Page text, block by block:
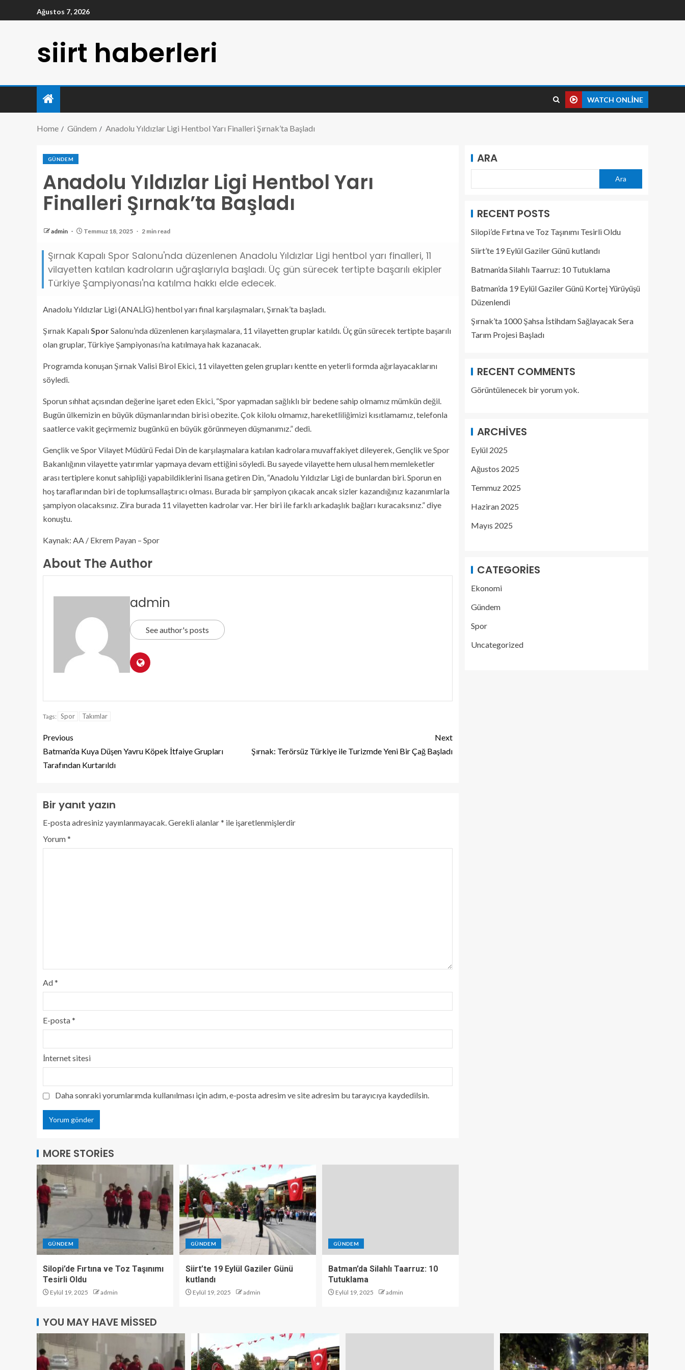
Ağustos 7, 2026
siirt haberleri
WATCH ONLINE
Home Gündem Anadolu Yıldızlar Ligi Hentbol Yarı Finalleri Şırnak’ta Başladı
GÜNDEM
Anadolu Yıldızlar Ligi Hentbol Yarı
Finalleri Şırnak’ta Başladı
admin Temmuz 18, 2025 2 min read
Şırnak Kapalı Spor Salonu'nda düzenlenen Anadolu Yıldızlar Ligi hentbol yarı finalleri, 11
vilayetten katılan kadroların uğraşlarıyla başladı. Üç gün sürecek tertipte başarılı ekipler
Türkiye Şampiyonası'na katılma hakkı elde edecek.
Anadolu Yıldızlar Ligi (ANALİG) hentbol yarı final karşılaşmaları, Şırnak’ta başladı.
Şırnak KapalıSporSalonu’nda düzenlenen karşılaşmalara, 11 vilayetten gruplar katıldı. Üç gün sürecek tertipte başarılı
olan gruplar, Türkiye Şampiyonası’na katılmaya hak kazanacak.
Programda konuşan Şırnak Valisi Birol Ekici, 11 vilayetten gelen grupları kentte en yeterli formda ağırlayacaklarını
söyledi.
Sporun sıhhat açısından değerine işaret eden Ekici, “Spor yapmadan sağlıklı bir bedene sahip olmamız mümkün değil.
Bugün ülkemizin en büyük düşmanlarından birisi obezite. Çok kilolu olmamız, hareketliliğimizi kısıtlamamız, telefonla
saatlerce vakit geçirmemiz bugünkü en büyük görünmeyen düşmanımız.” dedi.
Gençlik ve Spor Vilayet Müdürü Fedai Din de karşılaşmalara katılan kadrolara muvaffakiyet dileyerek, Gençlik ve Spor
Bakanlığının vilayette yatırımlar yapmaya devam ettiğini söyledi. Bu sayede vilayette hem ulusal hem memleketler
arası tertiplere konut sahipliği yapabildiklerini lisana getiren Din, “Anadolu Yıldızlar Ligi de bunlardan biri. Sporun en
hoş taraflarından biri de toplumsallaştırıcı olması. Burada bir şampiyon çıkacak ancak sizler kazandığınız kazanımlarla
şampiyon olacaksınız. Zira burada 11 vilayetten kadrolar var. Her biri ile farklı arkadaşlık bağları kuracaksınız.” diye
konuştu.
Kaynak: AA / Ekrem Payan – Spor
About The Author
admin
See author's posts
Tags: Spor Takımlar
Previous
Batman’da Kuya Düşen Yavru Köpek İtfaiye Grupları
Tarafından Kurtarıldı
Next
Şırnak: Terörsüz Türkiye ile Turizmde Yeni Bir Çağ Başladı
Bir yanıt yazın
E-posta adresiniz yayınlanmayacak.Gerekli alanlar* ile işaretlenmişlerdir
Yorum*
Ad*
E-posta*
İnternet sitesi
Daha sonraki yorumlarımda kullanılması için adım, e-posta adresim ve site adresim bu tarayıcıya kaydedilsin.
MORE STORIES
GÜNDEM
Silopi’de Fırtına ve Toz Taşınımı
Tesirli Oldu
Eylül 19, 2025 admin
GÜNDEM
Siirt’te 19 Eylül Gaziler Günü
kutlandı
Eylül 19, 2025 admin
GÜNDEM
Batman’da Silahlı Taarruz: 10
Tutuklama
Eylül 19, 2025 admin
ARA
Ara
RECENT POSTS
Silopi’de Fırtına ve Toz Taşınımı Tesirli Oldu
Siirt’te 19 Eylül Gaziler Günü kutlandı
Batman’da Silahlı Taarruz: 10 Tutuklama
Batman’da 19 Eylül Gaziler Günü Kortej Yürüyüşü
Düzenlendi
Şırnak’ta 1000 Şahsa İstihdam Sağlayacak Sera
Tarım Projesi Başladı
RECENT COMMENTS
Görüntülenecek bir yorum yok.
ARCHIVES
Eylül 2025
Ağustos 2025
Temmuz 2025
Haziran 2025
Mayıs 2025
CATEGORIES
Ekonomi
Gündem
Spor
Uncategorized
YOU MAY HAVE MISSED